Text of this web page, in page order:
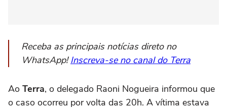
Receba as principais notícias direto no
WhatsApp!Inscreva-se no canal do Terra
Ao Terra, o delegado Raoni Nogueira informou que
o caso ocorreu por volta das 20h. A vítima estava